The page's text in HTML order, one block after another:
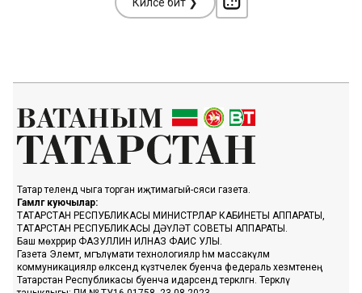
Киләсе бит ❯
Татар телендә чыга торган иҗтимагый-сәяси газета.
Гамәлгә куючылар:
ТАТАРСТАН РЕСПУБЛИКАСЫ МИНИСТРЛАР КАБИНЕТЫ АППАРАТЫ,
ТАТАРСТАН РЕСПУБЛИКАСЫ ДӘҮЛӘТ СОВЕТЫ АППАРАТЫ.
Баш мөхәррир ФАЗУЛЛИН ИЛНАЗ ФАИС УЛЫ.
Газета Элемтә, мәгълүмати технологияләр һәм массакүләм
коммуникацияләр өлкәсендә күзәтчелек буенча федераль хезмәтенең
Татарстан Республикасы буенча идарәсендә теркәлгән. Теркәлү